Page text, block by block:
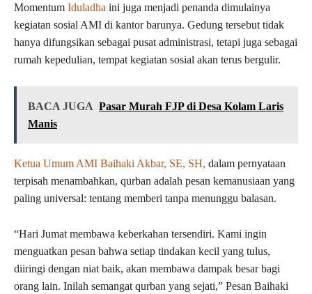
Momentum Iduladha ini juga menjadi penanda dimulainya
kegiatan sosial AMI di kantor barunya. Gedung tersebut tidak
hanya difungsikan sebagai pusat administrasi, tetapi juga sebagai
rumah kepedulian, tempat kegiatan sosial akan terus bergulir.
BACA JUGA Pasar Murah FJP di Desa Kolam Laris
Manis
Ketua Umum AMI Baihaki Akbar, SE, SH, dalam pernyataan
terpisah menambahkan, qurban adalah pesan kemanusiaan yang
paling universal: tentang memberi tanpa menunggu balasan.
“Hari Jumat membawa keberkahan tersendiri. Kami ingin
menguatkan pesan bahwa setiap tindakan kecil yang tulus,
diiringi dengan niat baik, akan membawa dampak besar bagi
orang lain. Inilah semangat qurban yang sejati,” Pesan Baihaki